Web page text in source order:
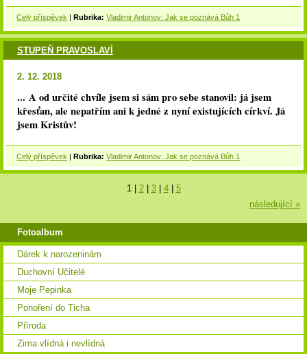
Celý příspěvek |Rubrika: Vladimir Antonov: Jak se poznává Bůh 1
STUPEŇ PRAVOSLAVÍ
2. 12. 2018
... A od určité chvíle jsem si sám pro sebe stanovil: já jsem
křesťan, ale nepatřím ani k jedné z nyní existujících církví. Já
jsem Kristův!
Celý příspěvek |Rubrika: Vladimir Antonov: Jak se poznává Bůh 1
1 2 3 4
5
následující »
Fotoalbum
Dárek k narozeninám
Duchovní Učitelé
Moje Pepinka
Ponoření do Ticha
Příroda
Zima vlídná i nevlídná